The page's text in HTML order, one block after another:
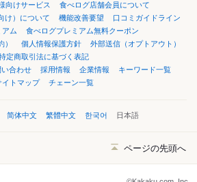
向けサービス
食べログ店舗会員について
け）について
機能改善要望
口コミガイドライン
アム
食べログプレミアム無料クーポン
個人情報保護方針
外部送信（オプトアウト）
定商取引法に基づく表記
合わせ 採用情報 企業情報
キーワード一覧
イトマップ
チェーン一覧
简体中文 繁體中文 한국어 日本語
ページの先頭へ